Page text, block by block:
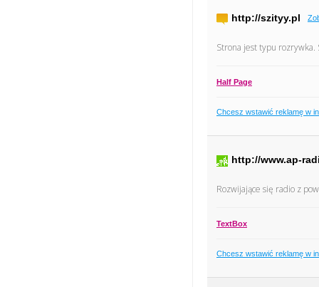
http://szityy.pl
Strona jest typu
Half Page
Chcesz wstawić reklamę w
http://www.ap-
Rozwijające się radio z
TextBox
Chcesz wstawić reklamę w